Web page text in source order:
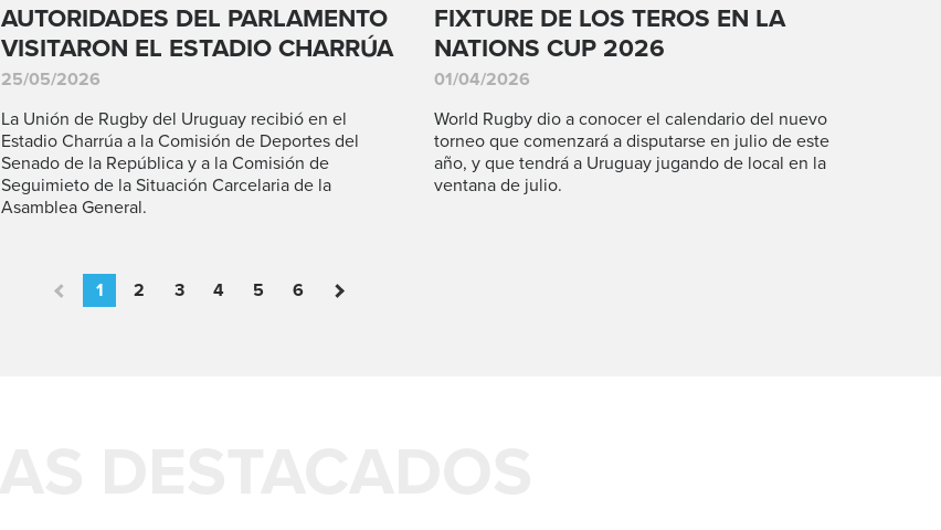
AUTORIDADES DEL PARLAMENTO
VISITARON EL ESTADIO CHARRÚA
25/05/2026
La Unión de Rugby del Uruguay recibió en el
Estadio Charrúa a la Comisión de Deportes del
Senado de la República y a la Comisión de
Seguimieto de la Situación Carcelaria de la
Asamblea General.
FIXTURE DE LOS TEROS EN LA
NATIONS CUP 2026
01/04/2026
World Rugby dio a conocer el calendario del nuevo
torneo que comenzará a disputarse en julio de este
año, y que tendrá a Uruguay jugando de local en la
ventana de julio.
1 2 3 4 5 6